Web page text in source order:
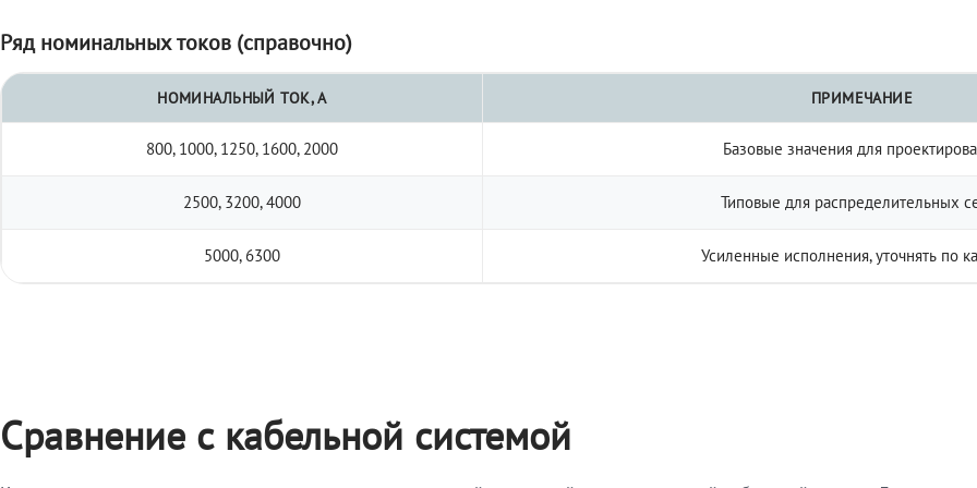
Ряд номинальных токов (справочно)
НОМИНАЛЬНЫЙ ТОК, А ПРИМЕЧАНИЕ
800, 1000, 1250, 1600, 2000 Базовые значения для
2500, 3200, 4000 Типовые для распределительных
5000, 6300 Усиленные исполнения, уточнять по
Сравнение с кабельной системой